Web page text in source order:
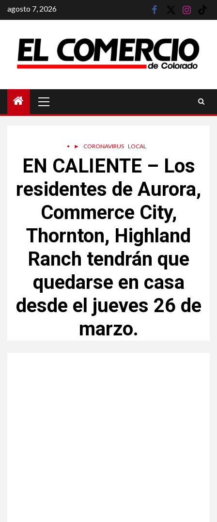
Saltar
al
agosto 7, 2026 facebook
twitterinstagram
tik
principal
• ► CORONAVIRUS LOCAL
EN CALIENTE – Los
residentes de Aurora,
Commerce City,
Thornton, Highland
Ranch tendrán que
quedarse en casa
desde el jueves 26 de
marzo.